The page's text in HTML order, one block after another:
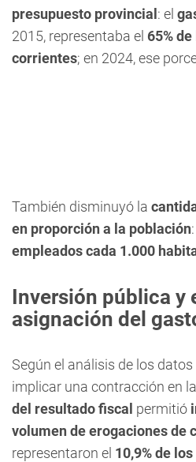
presupuesto provincial : el
2015, representaba el 65%
corrientes; en 2024, ese
También disminuyó la
en proporción a la población
empleados cada 1.000
Inversión pública y
asignación del
Según el análisis de los datos
implicar una contracción en
del resultado fiscal permitió
volumen de erogaciones de
representaron el 10,9% de